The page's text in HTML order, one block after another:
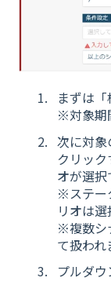
まずは
※対象期
次に対象
クリッ
オが選択
※ステー
リオは選
※複数シ
て扱われ
プルダウ